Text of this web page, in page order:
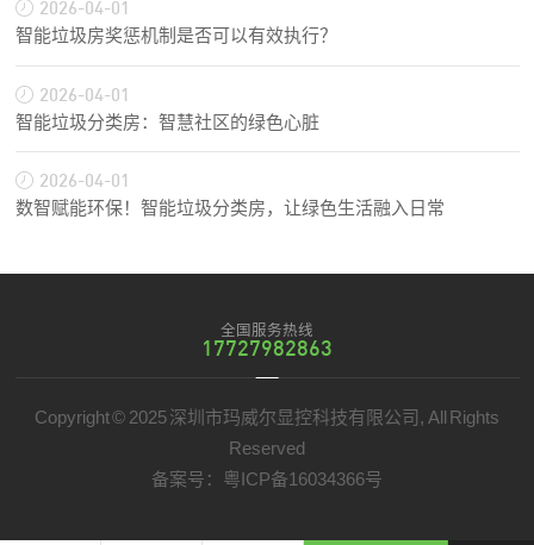
2026-04-01
智能垃圾房奖惩机制是否可以有效执行？
2026-04-01
智能垃圾分类房：智慧社区的绿色心脏
2026-04-01
数智赋能环保！智能垃圾分类房，让绿色生活融入日常
全国服务热线
17727982863
Copyright © 2025 深圳市玛威尔显控科技有限公司, All Rights
Reserved
备案号： 粤ICP备16034366号